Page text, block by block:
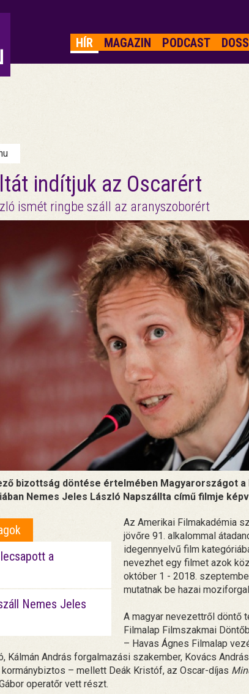
HÍR MAGAZIN PODCAST
indítjuk az Oscarért
ismét ringbe száll az aranyszoborért
bizottság döntése értelmében Magyarországot a
Nemes Jeles László Napszállta című filmje
a
Nemes Jeles
Az Amerikai Filmakadémia
jövőre 91. alkalommal
idegennyelvű film
nevezhet egy filmet azok
október 1 - 2018.
mutatnak be hazai
A magyar nevezettről döntő
Filmalap Filmszakmai
– Havas Ágnes Filmalap
Kálmán András forgalmazási szakember, Kovács
kormánybiztos – mellett Deák Kristóf, az Oscar-díjas
operatőr vett részt.